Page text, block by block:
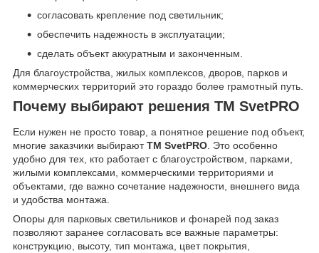
согласовать крепление под светильник;
обеспечить надежность в эксплуатации;
сделать объект аккуратным и законченным.
Для благоустройства, жилых комплексов, дворов, парков и
коммерческих территорий это гораздо более грамотный путь.
Почему выбирают решения ТМ SvetPRO
Если нужен не просто товар, а понятное решение под объект,
многие заказчики выбираютТМ SvetPRO . Это особенно
удобно для тех, кто работает с благоустройством, парками,
жилыми комплексами, коммерческими территориями и
объектами, где важно сочетание надежности, внешнего вида
и удобства монтажа.
Опоры для парковых светильников и фонарей под заказ
позволяют заранее согласовать все важные параметры:
конструкцию, высоту, тип монтажа, цвет покрытия,